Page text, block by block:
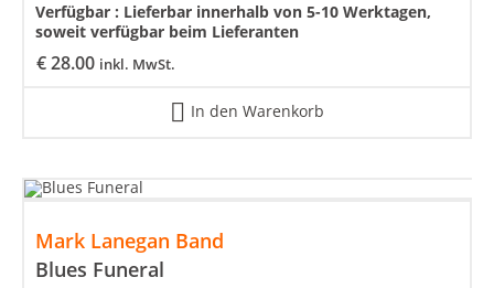
€28.00 inkl. MwSt.
Verfügbar : Lieferbar innerhalb von 5-10 Werktagen,
soweit verfügbar beim Lieferanten
In den Warenkorb
Mark Lanegan Band
Blues Funeral